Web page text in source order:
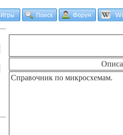
Справочник по микросхемам.